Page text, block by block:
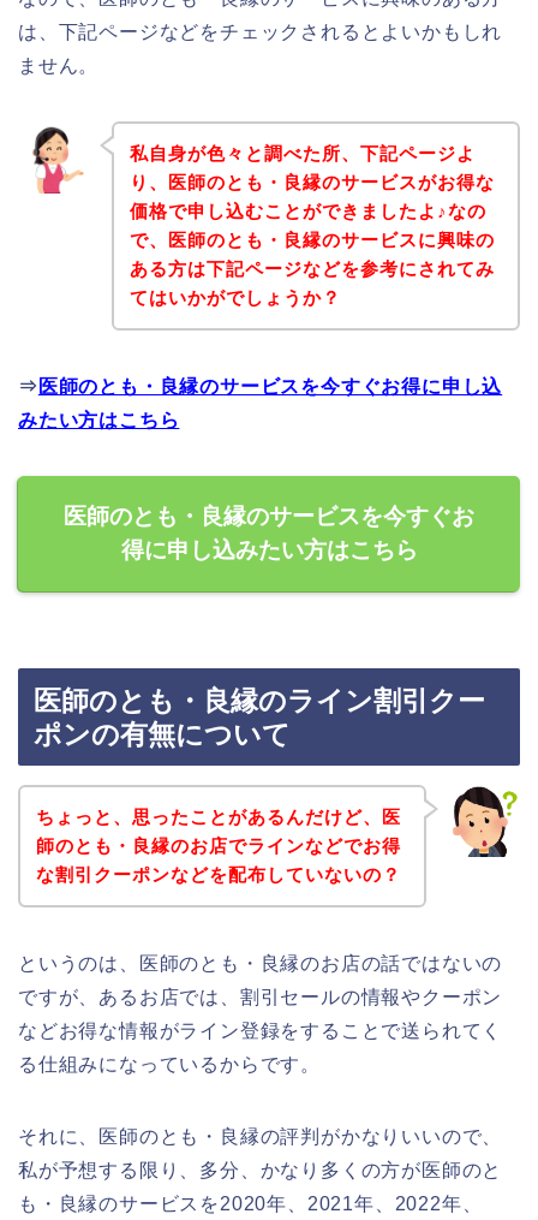
は、下記ページなどをチェックされるとよいかもしれ
ません。
私自身が色々と調べた所、下記ページよ
り、医師のとも・良縁のサービスがお得な
価格で申し込むことができましたよ♪なの
で、医師のとも・良縁のサービスに興味の
ある方は下記ページなどを参考にされてみ
てはいかがでしょうか？
⇒ 医師のとも・良縁のサービスを今すぐお得に申し込
みたい方はこちら
医師のとも・良縁のサービスを今すぐお
得に申し込みたい方はこちら
医師のとも・良縁のライン割引クー
ポンの有無について
ちょっと、思ったことがあるんだけど、医
師のとも・良縁のお店でラインなどでお得
な割引クーポンなどを配布していないの？
というのは、医師のとも・良縁のお店の話ではないの
ですが、あるお店では、割引セールの情報やクーポン
などお得な情報がライン登録をすることで送られてく
る仕組みになっているからです。
それに、医師のとも・良縁の評判がかなりいいので、
私が予想する限り、多分、かなり多くの方が医師のと
も・良縁のサービスを2020年、2021年、2022年、